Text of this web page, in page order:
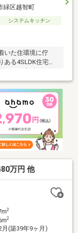
緑区越智町
システムキッチン
いた住環境に佇
る4SLDK住宅で
室や10.5帖・7帖・
WICや納戸など収
理できます。■南
保。第一種低層住
着いた住環境が魅
校も徒歩約3分
す。
万円 他
2
2
月(築39年9ヶ月)